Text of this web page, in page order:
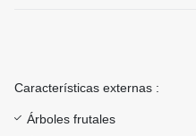
Características externas :
Árboles frutales